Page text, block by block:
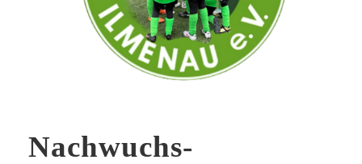
Nachwuchs-